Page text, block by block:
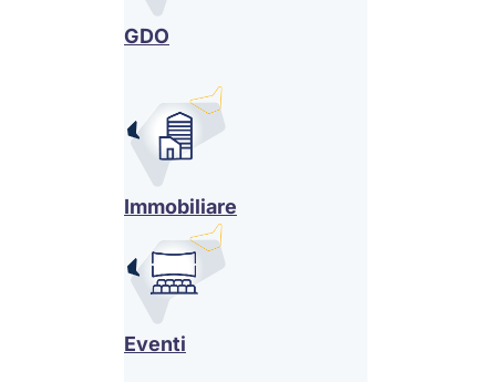
GDO
Immobiliare
Eventi